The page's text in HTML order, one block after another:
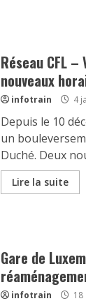
Réseau CFL
nouveaux
infotrain 4
Depuis le 10
un
Duché. Deux
Lire la suite
Gare de
infotrain 18